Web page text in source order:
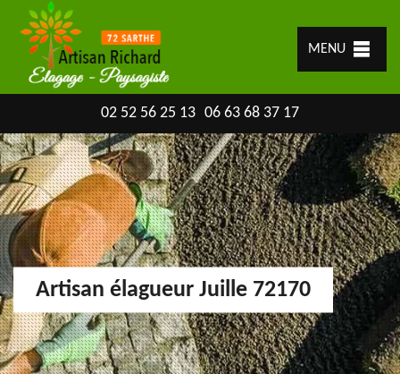
MENU
02 52 56 25 13 06 63 68 37 17
Artisan élagueur Juille 72170